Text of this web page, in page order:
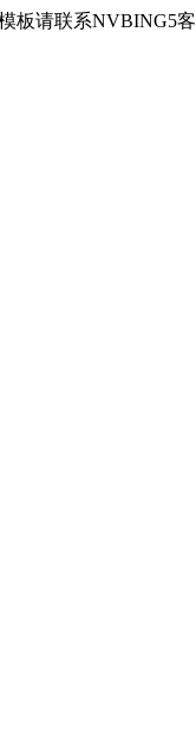
板请联系NVBING5客